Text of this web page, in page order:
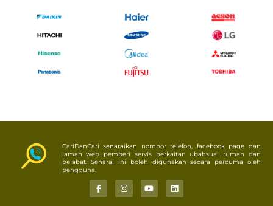
CariDanCari senaraikan nombor telefon, facebook page dan
laman web pemberi servis berkaitan ubahsuai rumah dan
pejabat. Senarai ini boleh digunakan secara percuma oleh
pengguna.